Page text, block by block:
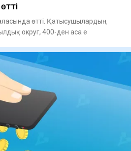
өтті. Қатысушылардың
округ, 400-ден аса е